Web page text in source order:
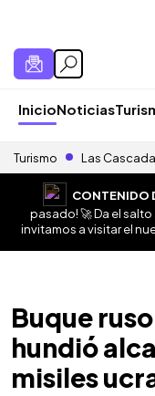
InicioNoticias
Turismo Las
CONTENIDO
pasado! 🚀 Da el
invitamos a visitar el
Buque
hundió
misiles